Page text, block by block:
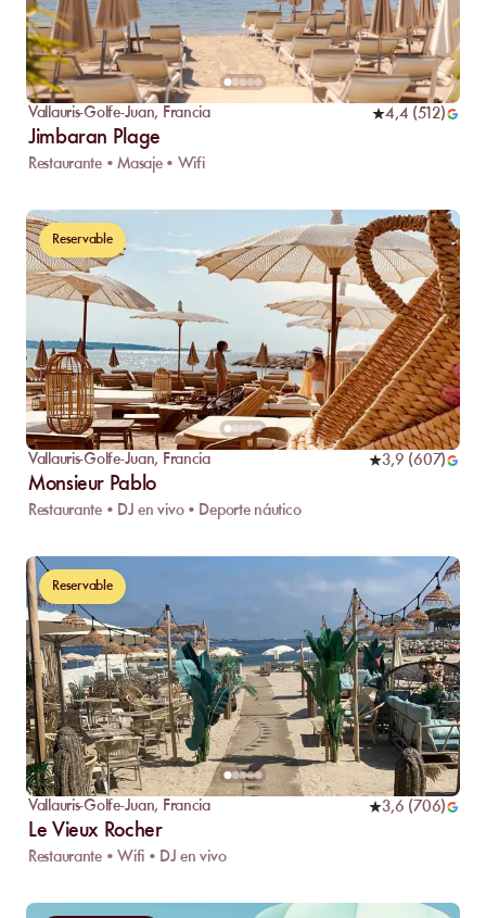
Vallauris-Golfe-Juan, Francia 4,4 (512)
Jimbaran Plage
Restaurante • Masaje • Wifi
Reservable
Vallauris-Golfe-Juan, Francia 3,9 (607)
Monsieur Pablo
Restaurante • DJ en vivo • Deporte náutico
Reservable
Vallauris-Golfe-Juan, Francia 3,6 (706)
Le Vieux Rocher
Restaurante • Wifi • DJ en vivo